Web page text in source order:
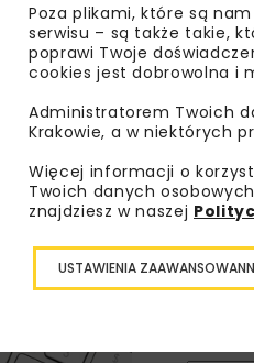
Poza plikami, które są
serwisu – są także takie,
poprawi Twoje
cookies jest dobrowolna i
Administratorem Twoich
Krakowie, a w niektórych
Więcej informacji o
Twoich danych
znajdziesz w naszej
USTAWIENIA